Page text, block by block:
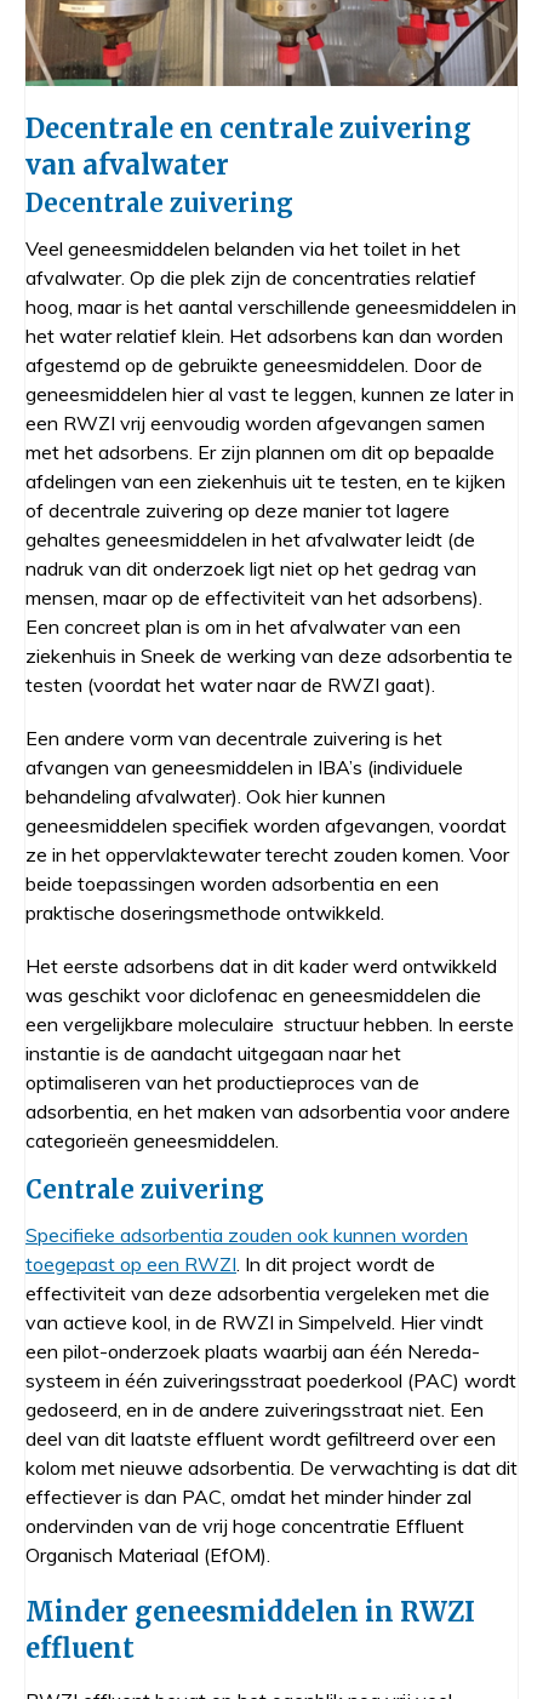
Decentrale en centrale zuivering
van afvalwater
Decentrale zuivering
Veel geneesmiddelen belanden via het toilet in het
afvalwater. Op die plek zijn de concentraties relatief
hoog, maar is het aantal verschillende geneesmiddelen in
het water relatief klein. Het adsorbens kan dan worden
afgestemd op de gebruikte geneesmiddelen. Door de
geneesmiddelen hier al vast te leggen, kunnen ze later in
een RWZI vrij eenvoudig worden afgevangen samen
met het adsorbens. Er zijn plannen om dit op bepaalde
afdelingen van een ziekenhuis uit te testen, en te kijken
of decentrale zuivering op deze manier tot lagere
gehaltes geneesmiddelen in het afvalwater leidt (de
nadruk van dit onderzoek ligt niet op het gedrag van
mensen, maar op de effectiviteit van het adsorbens).
Een concreet plan is om in het afvalwater van een
ziekenhuis in Sneek de werking van deze adsorbentia te
testen (voordat het water naar de RWZI gaat).
Een andere vorm van decentrale zuivering is het
afvangen van geneesmiddelen in IBA’s (individuele
behandeling afvalwater). Ook hier kunnen
geneesmiddelen specifiek worden afgevangen, voordat
ze in het oppervlaktewater terecht zouden komen. Voor
beide toepassingen worden adsorbentia en een
praktische doseringsmethode ontwikkeld.
Het eerste adsorbens dat in dit kader werd ontwikkeld
was geschikt voor diclofenac en geneesmiddelen die
een vergelijkbare moleculaire structuur hebben. In eerste
instantie is de aandacht uitgegaan naar het
optimaliseren van het productieproces van de
adsorbentia, en het maken van adsorbentia voor andere
categorieën geneesmiddelen.
Centrale zuivering
Specifieke adsorbentia zouden ook kunnen worden
toegepast op een RWZI. In dit project wordt de
effectiviteit van deze adsorbentia vergeleken met die
van actieve kool, in de RWZI in Simpelveld. Hier vindt
een pilot-onderzoek plaats waarbij aan één Nereda-
systeem in één zuiveringsstraat poederkool (PAC) wordt
gedoseerd, en in de andere zuiveringsstraat niet. Een
deel van dit laatste effluent wordt gefiltreerd over een
kolom met nieuwe adsorbentia. De verwachting is dat dit
effectiever is dan PAC, omdat het minder hinder zal
ondervinden van de vrij hoge concentratie Effluent
Organisch Materiaal (EfOM).
Minder geneesmiddelen in RWZI
effluent